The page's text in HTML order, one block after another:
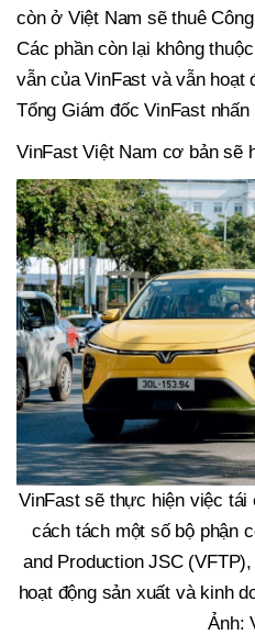
còn ở Việt Nam sẽ thuê
Các phần còn lại không
vẫn của VinFast và vẫn hoạt
Tổng Giám đốc VinFast nhấn
VinFast Việt Nam cơ bản sẽ
VinFast sẽ thực hiện việc tái
cách tách một số bộ phận
and Production JSC
hoạt động sản xuất và kinh
Ảnh: